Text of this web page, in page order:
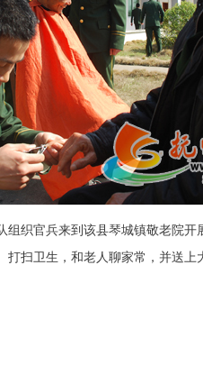
织官兵来到该县琴城镇敬老院开
打扫卫生，和老人聊家常，并送上